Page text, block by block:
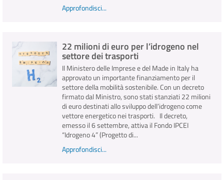
Approfondisci...
22 milioni di euro per l’idrogeno nel
settore dei trasporti
Il Ministero delle Imprese e del Made in Italy ha
approvato un importante finanziamento per il
settore della mobilità sostenibile. Con un decreto
firmato dal Ministro, sono stati stanziati 22 milioni
di euro destinati allo sviluppo dell’idrogeno come
vettore energetico nei trasporti. Il decreto,
emesso il 6 settembre, attiva il Fondo IPCEI
“Idrogeno 4” (Progetto di...
Approfondisci...